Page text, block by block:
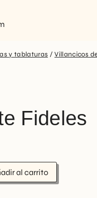
y tablaturas / Villancicos
Fideles
al carrito